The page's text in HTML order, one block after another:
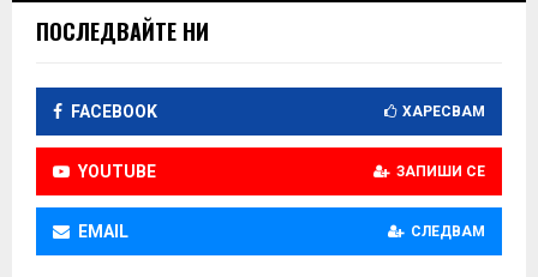
ПОСЛЕДВАЙТЕ НИ
FACEBOOK ХАРЕСВАМ
YOUTUBE ЗАПИШИ СЕ
EMAIL СЛЕДВАМ